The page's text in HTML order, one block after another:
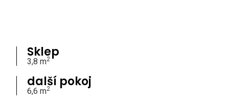
Sklep
3,8 m2
další pokoj
6,6 m2